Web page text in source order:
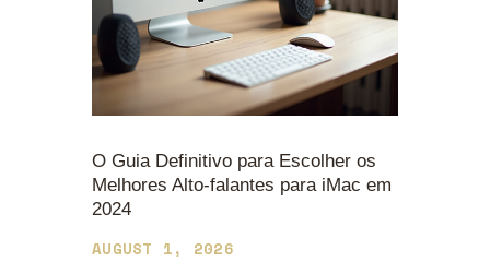
O Guia Definitivo para Escolher os
Melhores Alto-falantes para iMac em
2024
AUGUST 1, 2026